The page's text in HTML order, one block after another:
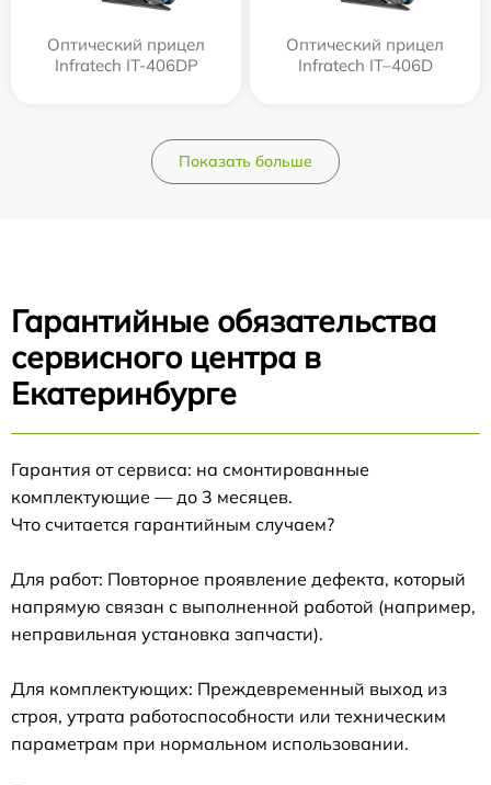
Оптический прицел
Infratech IT-406DP
Оптический прицел
Infratech IT–406D
Показать больше
Гарантийные обязательства
сервисного центра в
Екатеринбурге
Гарантия от сервиса: на смонтированные
комплектующие — до 3 месяцев.
Что считается гарантийным случаем?
Для работ: Повторное проявление дефекта, который
напрямую связан с выполненной работой (например,
неправильная установка запчасти).
Для комплектующих: Преждевременный выход из
строя, утрата работоспособности или техническим
параметрам при нормальном использовании.